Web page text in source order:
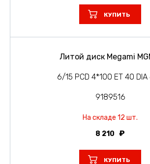
КУПИТЬ
Литой диск Megami
6/15 PCD 4*100 ET 40 DIA
9189516
На складе 12 шт.
8 210
КУПИТЬ